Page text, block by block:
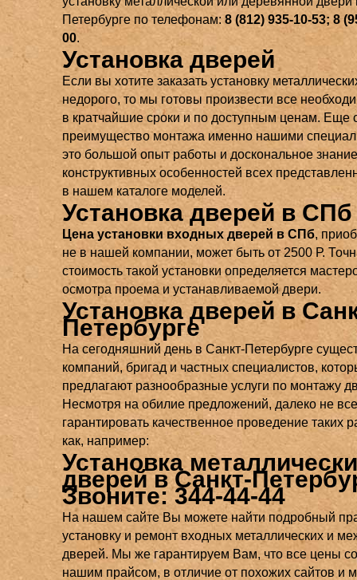
Петербурге по телефонам: 8 (812) 935-10-53; 8
00.
Установка дверей
Если вы хотите заказать установку
недорого, то мы готовы произвести все
в кратчайшие сроки и по доступным ценам. Еще
преимущество монтажа именно нашими
это большой опыт работы и доскональное знание
конструктивных особенностей всех
в нашем каталоге моделей.
Установка дверей в СПб
Цена установки входных дверей в СПб,
не в нашей компании, может быть от 2500 Р.
стоимость такой установки определяется
осмотра проема и устанавливаемой двери.
Установка дверей в
Петербурге
На сегодняшний день в Санкт-Петербурге
компаний, бригад и частных специалистов,
предлагают разнообразные услуги по монтажу
Несмотря на обилие предложений, далеко не
гарантировать качественное проведение таких
как, например:
Установка
дверей в Санкт-
Звоните: 344-44-44
На нашем сайте Вы можете найти подробный
установку и ремонт входных металлических и
дверей. Мы же гарантируем Вам, что все цены
нашим прайсом, в отличие от похожих сайтов и